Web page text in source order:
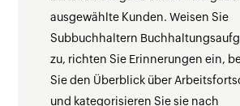
ausgewählte Kunden. Weisen Sie
Subbuchhaltern
zu, richten Sie Erinnerungen ein,
Sie den Überblick über
und kategorisieren Sie sie nach